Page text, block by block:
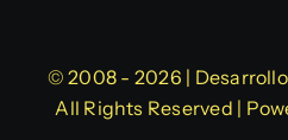
© 2008 - 2026 |
All Rights Reserved |